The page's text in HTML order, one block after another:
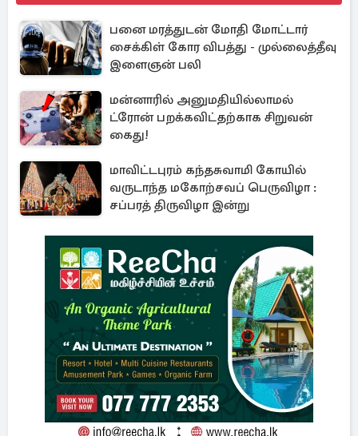
பனை மரத்துடன் மோதி மோட்டார்
சைக்கிள் கோர விபத்து - முல்லைத்தீவு
இளைஞன் பலி
மன்னாரில் அனுமதியில்லாமல்
ட்ரோன் பறக்கவிட்தற்காக சிறுவன்
கைது!
மாவிட்டபுரம் கந்தசுவாமி கோயில்
வருடாந்த மகோற்சவப் பெருவிழா :
சப்பரத் திருவிழா இன்று